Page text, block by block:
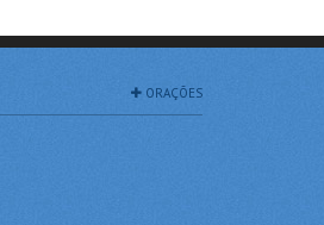
ORAÇÕES